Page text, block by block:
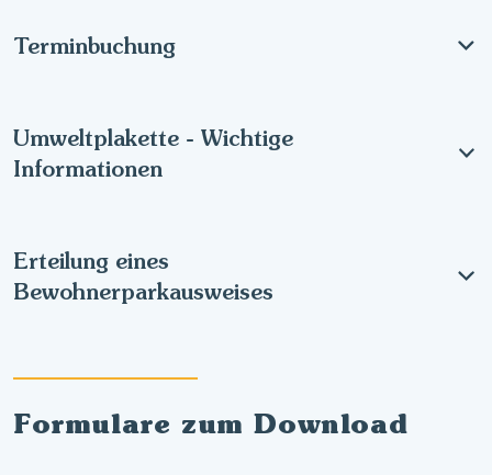
Terminbuchung
Umweltplakette - Wichtige
Informationen
Erteilung eines
Bewohnerparkausweises
Formulare zum Download